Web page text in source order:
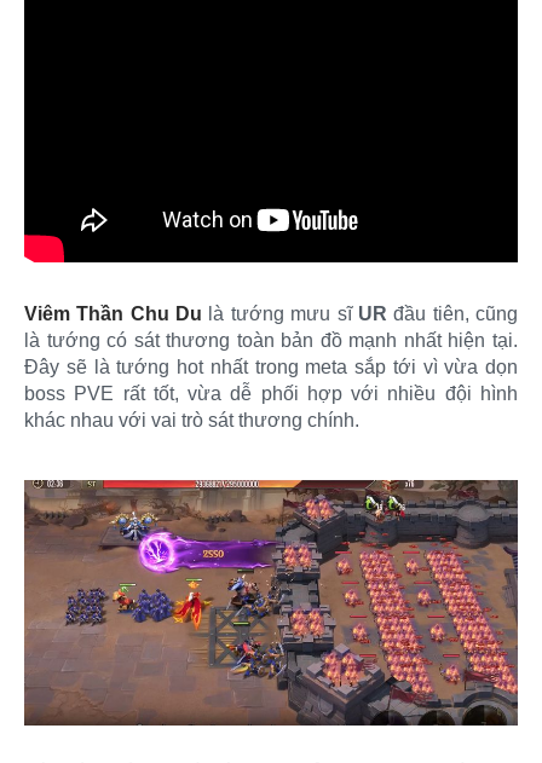
Viêm Thần Chu Du là tướng mưu sĩ UR đầu tiên, cũng
là tướng có sát thương toàn bản đồ mạnh nhất hiện tại.
Đây sẽ là tướng hot nhất trong meta sắp tới vì vừa dọn
boss PVE rất tốt, vừa dễ phối hợp với nhiều đội hình
khác nhau với vai trò sát thương chính.